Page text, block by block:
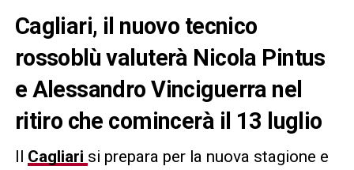
Cagliari, il nuovo tecnico
rossoblù valuterà Nicola Pintus
e Alessandro Vinciguerra nel
ritiro che comincerà il 13 luglio
Il Cagliari si prepara per la nuova stagione e